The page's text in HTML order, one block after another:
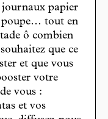
papier
poupe… tout en
ô combien
que ce
et que vous
votre
vous :
et vos